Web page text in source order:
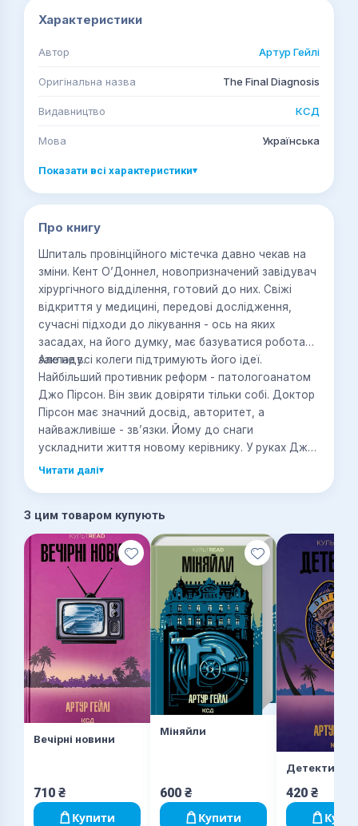
Характеристики
Автор Артур Гейлі
Оригінальна назва The Final Diagnosis
Видавництво КСД
Мова Українська
Показати всі характеристики▾
Про книгу
Шпиталь провінційного містечка давно чекав на
зміни. Кент О’Доннел, новопризначений завідувач
хірургічного відділення, готовий до них. Свіжі
відкриття у медицині, передові дослідження,
сучасні підходи до лікування - ось на яких
засадах, на його думку, має базуватися робота
закладу.
Але не всі колеги підтримують його ідеї.
Найбільший противник реформ - патологоанатом
Джо Пірсон. Він звик довіряти тільки собі. Доктор
Пірсон має значний досвід, авторитет, а
найважливіше - зв’язки. Йому до снаги
ускладнити життя новому керівнику. У руках Джо
- остаточні діагнози кожного, хто потрапляє в цю
Читати далі▾
З цим товаром купують
Вечірні новини
710 ₴
Купити
Міняйли
600 ₴
Купити
Детектив
420 ₴